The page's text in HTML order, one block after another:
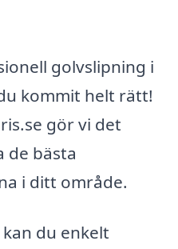
golvslipning i
kommit helt rätt!
gör vi det
de bästa
i ditt område.
du enkelt